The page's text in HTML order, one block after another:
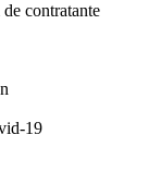
contratante
19